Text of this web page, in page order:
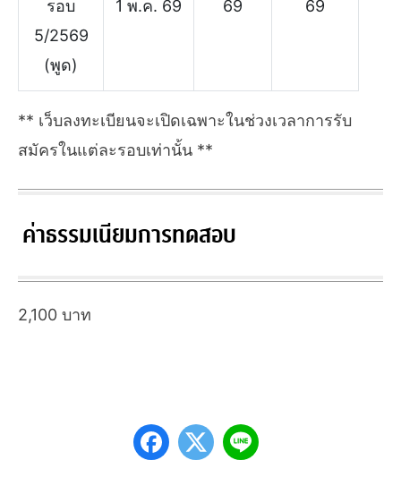
รอบ
5/2569
(พูด)
1 พ.ค. 69
69
69
** เว็บลงทะเบียนจะเปิดเฉพาะในช่วงเวลาการรับ
สมัครในแต่ละรอบเท่านั้น **
ค่าธรรมเนียมการทดสอบ
2,100 บาท